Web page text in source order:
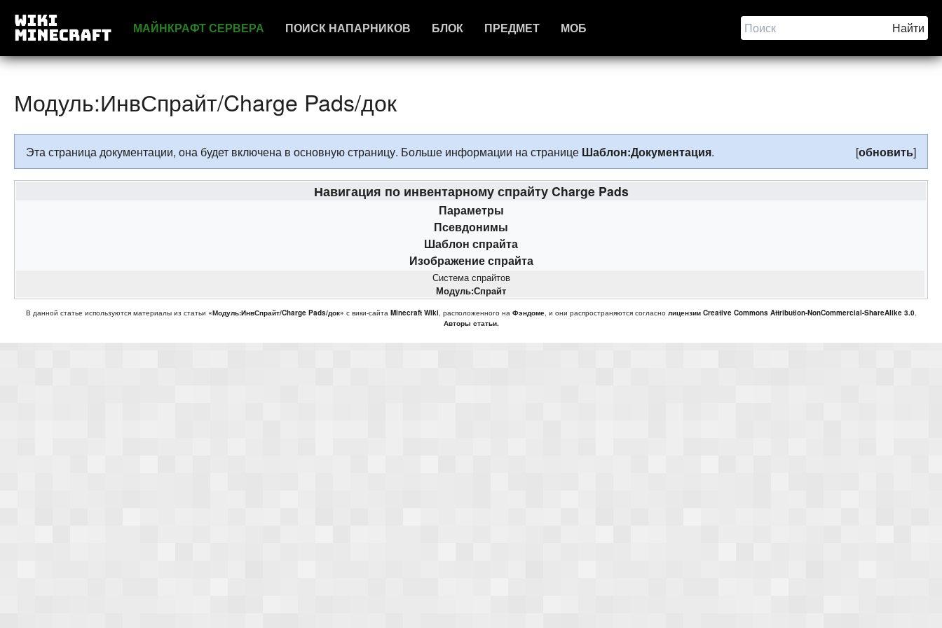
МАЙНКРАФТ СЕРВЕРА ПОИСК НАПАРНИКОВ БЛОК ПРЕДМЕТ МОБ
Модуль:ИнвСпрайт/Charge Pads/док
[обновить]
Эта страница документации, она будет включена в основную страницу. Больше информации на странице Шаблон:Документация.
Навигация по инвентарному спрайту Charge Pads
Параметры
Псевдонимы
Шаблон спрайта
Изображение спрайта
Система спрайтов
Модуль:Спрайт
В данной статье используются материалы из статьи «Модуль:ИнвСпрайт/Charge Pads/док» с вики-сайта Minecraft Wiki, расположенного на Фэндоме, и они распространяются согласно лицензии Creative Commons Attribution-NonCommercial-ShareAlike 3.0.
Авторы статьи.